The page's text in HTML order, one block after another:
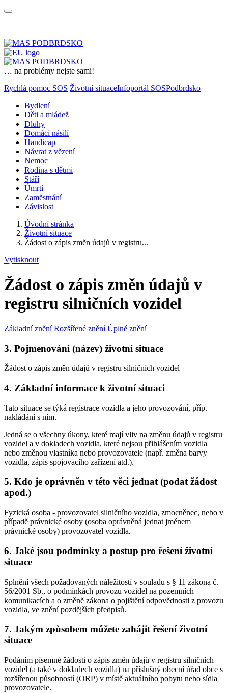
… na problémy nejste sami!
Rychlá pomoc SOS Životní situaceInfoportál SOSPodbrdsko
Bydlení
Děti a mládež
Dluhy
Domácí násilí
Handicap
Návrat z vězení
Nemoc
Rodina s dětmi
Stáří
Úmrtí
Zaměstnání
Závislost
Úvodní stránka
Životní situace
Žádost o zápis změn údajů v registru...
Vytisknout
Žádost o zápis změn údajů v
registru silničních vozidel
Základní znění Rozšířené znění Úplné znění
3. Pojmenování (název) životní situace
Žádost o zápis změn údajů v registru silničních vozidel
4. Základní informace k životní situaci
Tato situace se týká registrace vozidla a jeho provozování, příp.
nakládání s ním.
Jedná se o všechny úkony, které mají vliv na změnu údajů v registru
vozidel a v dokladech vozidla, které nejsou přihlášením vozidla
nebo změnou vlastníka nebo provozovatele (např. změna barvy
vozidla, zápis spojovacího zařízení atd.).
5. Kdo je oprávněn v této věci jednat (podat žádost
apod.)
Fyzická osoba - provozovatel silničního vozidla, zmocněnec, nebo v
případě právnické osoby (osoba oprávněná jednat jménem
právnické osoby) provozovatel vozidla.
6. Jaké jsou podmínky a postup pro řešení životní
situace
Splnění všech požadovaných náležitostí v souladu s § 11 zákona č.
56/2001 Sb., o podmínkách provozu vozidel na pozemních
komunikacích a o změně zákona o pojištění odpovědnosti z provozu
vozidla, ve znění pozdějších předpisů.
7. Jakým způsobem můžete zahájit řešení životní
situace
Podáním písemné žádosti o zápis změn údajů v registru silničních
vozidel (a také v dokladech vozidla) na příslušný obecní úřad obce s
rozšířenou působností (ORP) v místě aktuálního pobytu nebo sídla
provozovatele.